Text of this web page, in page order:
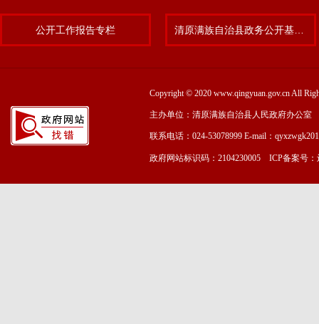
公开工作报告专栏
Copyright © 2020 www.qingyuan.gov.cn All
主办单位：清原满族自治县人民政府办公室
联系电话：024-53078999 E-mail：
政府网站标识码：2104230005 ICP备案号：